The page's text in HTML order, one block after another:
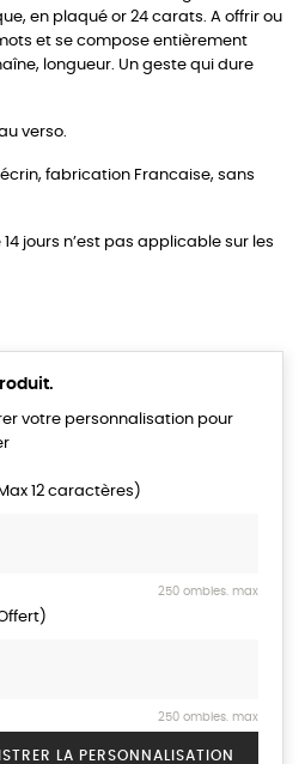
en plaqué or 24 carats. A offrir ou
et se compose entièrement
longueur. Un geste qui dure
verso.
fabrication Francaise, sans
jours n’est pas applicable sur les
votre personnalisation pour
12 caractères)
250 ombles. max
250 ombles. max
LA PERSONNALISATION